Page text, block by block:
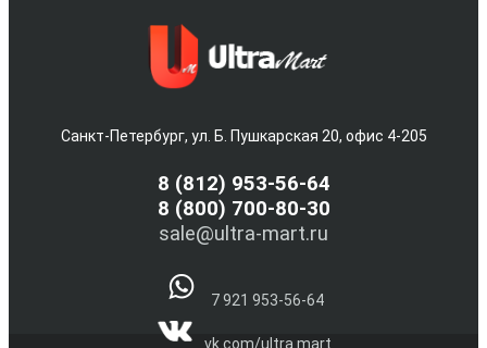
Санкт-Петербург, ул. Б. Пушкарская 20, офис 4-205
8 (812) 953-56-64
8 (800) 700-80-30
sale@ultra-mart.ru
7 921 953-56-64
vk.com/ultra.mart